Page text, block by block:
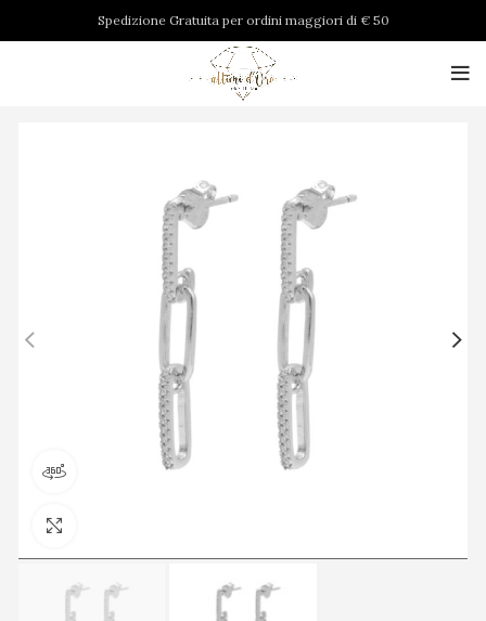
Spedizione Gratuita per ordini maggiori di € 50
Visualizza il prodotto a 360 gradi